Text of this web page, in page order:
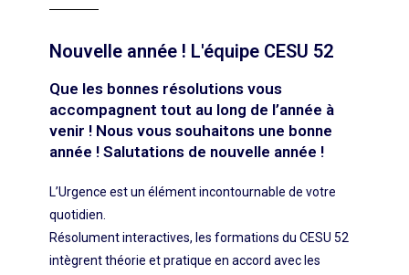
Nouvelle année ! L'équipe CESU 52
Que les bonnes résolutions vous
accompagnent tout au long de l’année à
venir ! Nous vous souhaitons une bonne
année ! Salutations de nouvelle année !
L’Urgence est un élément incontournable de votre
quotidien.
Résolument interactives, les formations du CESU 52
intègrent théorie et pratique en accord avec les